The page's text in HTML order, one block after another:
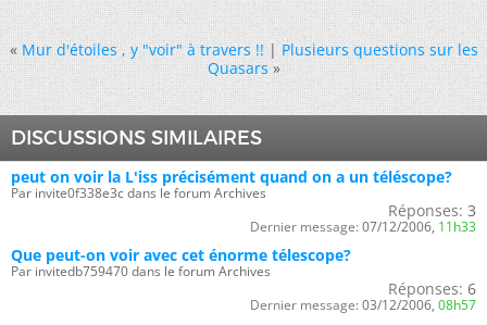
« Mur d'étoiles , y "voir" à travers !!|Plusieurs questions sur les
Quasars »
DISCUSSIONS SIMILAIRES
peut on voir la L'iss précisément quand on a un téléscope?
Par invite0f338e3c dans le forum Archives
Réponses: 3
Dernier message: 07/12/2006, 11h33
Que peut-on voir avec cet énorme télescope?
Par invitedb759470 dans le forum Archives
Réponses: 6
Dernier message: 03/12/2006, 08h57